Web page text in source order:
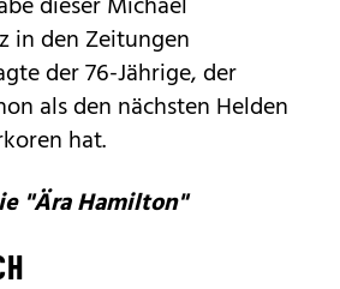
in den Zeitungen
der 76-Jährige, der
als den nächsten Helden
hat.
"Ära Hamilton"